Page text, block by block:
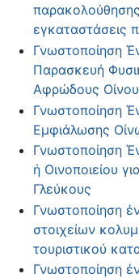
εγκαταστάσεις
Γνωστοποίηση
Παρασκευή
Αφρώδους Οίνου
Γνωστοποίηση
Εμφιάλωσης
Γνωστοποίηση
ή Οινοποιείου
Γλεύκους
Γνωστοποίηση
στοιχείων
τουριστικού
Γνωστοποίηση